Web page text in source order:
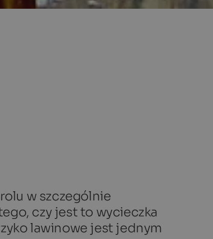
w szczególnie
czy jest to wycieczka
lawinowe jest jednym